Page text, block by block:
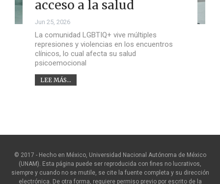
acceso a la salud
Jun 25, 2026
La comunidad LGBTIQ+ vive múltiples
represiones y violencias en los encuentros
clínicos, lo cual afecta su salud
psicoemocional
LEE MÁS...
© 2017 - Hecho en México, Universidad Nacional Autónoma de México
(UNAM). Esta página puede ser reproducida con fines no lucrativos,
siempre y cuando no se mutile, se cite la fuente completa y su dirección
electrónica. De otra forma, requiere permiso previo por escrito de la